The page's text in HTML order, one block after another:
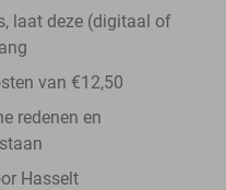
laat deze (digitaal of
van €12,50
redenen en
Hasselt